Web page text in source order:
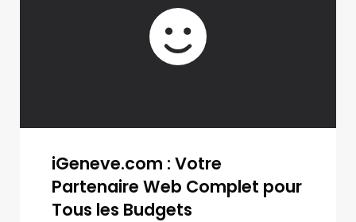
iGeneve.com : Votre
Partenaire Web Complet pour
Tous les Budgets